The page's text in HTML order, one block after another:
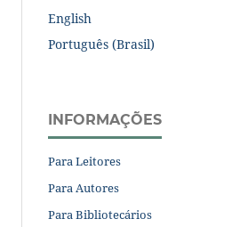
English
Português (Brasil)
INFORMAÇÕES
Para Leitores
Para Autores
Para Bibliotecários